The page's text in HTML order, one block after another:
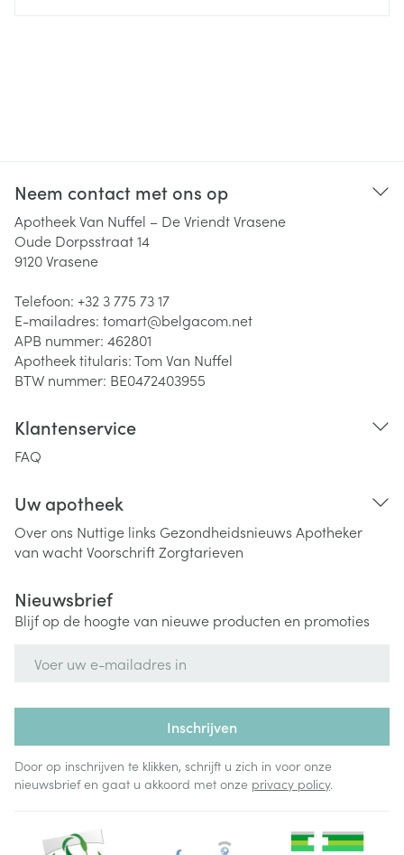
Neem contact met ons op
Apotheek Van Nuffel – De Vriendt Vrasene
Oude Dorpsstraat 14
9120Vrasene
Telefoon: +32 3 775 73 17
E-mailadres: tomart@belgacom.net
APB nummer: 462801
Apotheek titularis:Tom Van Nuffel
BTW nummer: BE0472403955
Klantenservice
FAQ
Uw apotheek
Over ons Nuttige links Gezondheidsnieuws Apotheker
van wachtVoorschriftZorgtarieven
Nieuwsbrief
Blijf op de hoogte van nieuwe producten en promoties
Inschrijven
Door op inschrijven te klikken, schrijft u zich in voor onze
nieuwsbrief en gaat u akkoord met onze privacy policy.